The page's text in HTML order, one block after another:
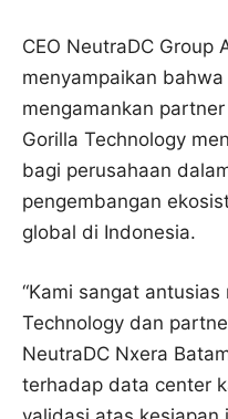
CEO NeutraDC Group
menyampaikan
mengamankan
Gorilla Technology
bagi perusahaan
pengembangan
global di Indonesia.
“Kami sangat
Technology dan
NeutraDC Nxera
terhadap data center